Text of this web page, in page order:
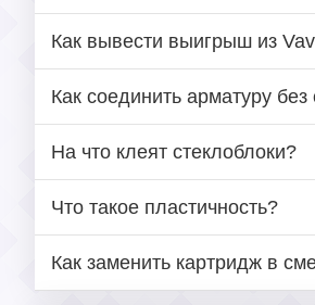
Как вывести выигрыш из
Как соединить арматуру без
На что клеят стеклоблоки?
Что такое пластичность?
Как заменить картридж в